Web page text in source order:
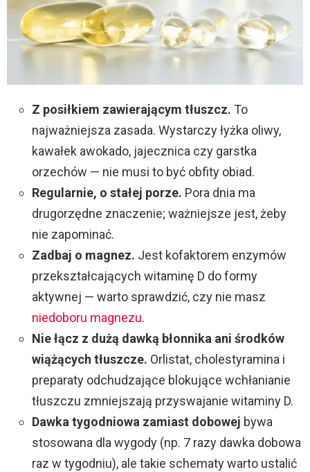
Z posiłkiem zawierającym tłuszcz. To
najważniejsza zasada. Wystarczy łyżka oliwy,
kawałek awokado, jajecznica czy garstka
orzechów — nie musi to być obfity obiad.
Regularnie, o stałej porze. Pora dnia ma
drugorzędne znaczenie; ważniejsze jest, żeby
nie zapominać.
Zadbaj o magnez. Jest kofaktorem enzymów
przekształcających witaminę D do formy
aktywnej — warto sprawdzić, czy nie masz
niedoboru magnezu.
Nie łącz z dużą dawką błonnika ani środków
wiążących tłuszcze. Orlistat, cholestyramina i
preparaty odchudzające blokujące wchłanianie
tłuszczu zmniejszają przyswajanie witaminy D.
Dawka tygodniowa zamiast dobowej bywa
stosowana dla wygody (np. 7 razy dawka dobowa
raz w tygodniu), ale takie schematy warto ustalić